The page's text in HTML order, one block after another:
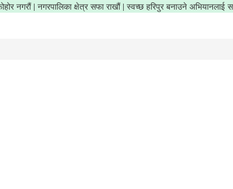
जथाभाबी फोहोर नगरौं | नगरपालिका क्षेत्र सफा राखौं | स्वच्छ हरिपुर बनाउने